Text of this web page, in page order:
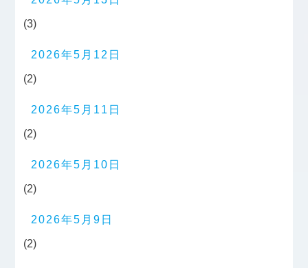
(3)
2026年5月12日
(2)
2026年5月11日
(2)
2026年5月10日
(2)
2026年5月9日
(2)